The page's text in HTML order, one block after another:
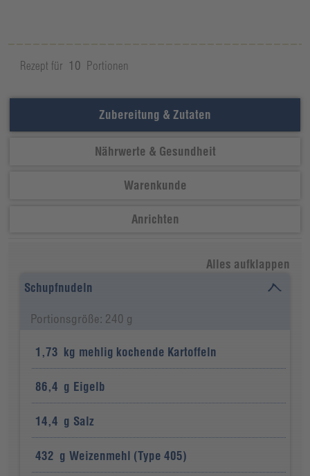
Rezept für 10 Portionen
Zubereitung & Zutaten
Nährwerte & Gesundheit
Warenkunde
Anrichten
Alles aufklappen
Schupfnudeln
Portionsgröße: 240 g
1,73 kg mehlig kochende Kartoffeln
86,4 g Eigelb
14,4 g Salz
432 g Weizenmehl (Type 405)